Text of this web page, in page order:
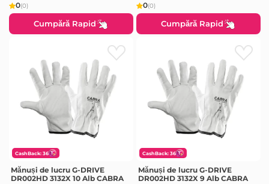
0(0)
Cumpără Rapid
0(0)
Cumpără Rapid
CashBack: 36
Mănuși de lucru G-DRIVE
DR002HD 3132X 10 Alb CABRA
CashBack: 36
Mănuși de lucru G-DRIVE
DR002HD 3132X 9 Alb CABRA